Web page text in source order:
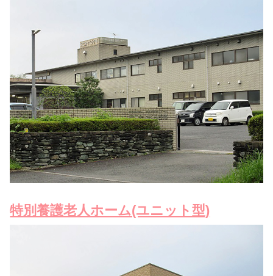
特別養護老人ホーム(ユニット型)